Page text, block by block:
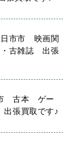
日市市 映画関
古雑誌 出張
古本 ゲー
張買取です♪